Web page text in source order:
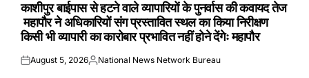
काशीपुर बाईपास से हटने वाले व्यापारियों के पुनर्वास की कवायद तेज
महापौर ने अधिकारियों संग प्रस्तावित स्थल का किया निरीक्षण
किसी भी व्यापारी का कारोबार प्रभावित नहीं होने देंगेः महापौर
Posted
August 5, 2026Posted
National News Network Bureau